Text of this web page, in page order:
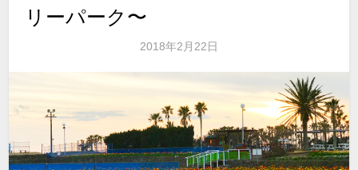
リーパーク〜
2018年2月22日